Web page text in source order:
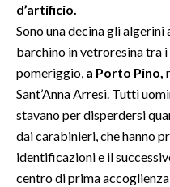
GOSSIP
SALUTE
SARDEGNA TURISMO
NOTIZIE
EVENTI
d’artificio.
Sono una decina gli
barchino in vetroresina tra
pomeriggio, a Porto Pino,
Sant’Anna Arresi. Tutti
stavano per disperdersi
dai carabinieri, che hanno
identificazioni e il
centro di prima